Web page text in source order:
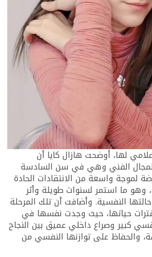
لها، أوضحت هازال كايا أن
الفني وهي في سن السادسة
لموجة واسعة من الانتقادات الحادة
وهو ما استمر لسنوات طويلة وأثر
النفسية. وأضافت أن تلك المرحلة
حياتها، حيث وجدت نفسها في
كبير وصراع داخلي عميق بين النجاح
والحفاظ على توازنها النفسي من